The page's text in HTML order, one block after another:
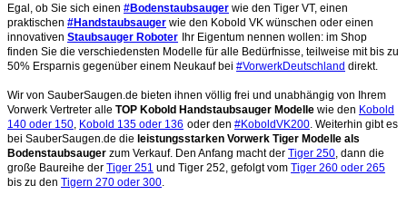
Egal, ob Sie sich einen #Bodenstaubsauger wie den Tiger VT, einen
praktischen #Handstaubsauger wie den Kobold VK wünschen oder einen
innovativen Staubsauger Roboter Ihr Eigentum nennen wollen: im Shop
finden Sie die verschiedensten Modelle für alle Bedürfnisse, teilweise mit bis zu
50% Ersparnis gegenüber einem Neukauf bei #VorwerkDeutschland direkt.
Wir von SauberSaugen.de bieten ihnen völlig frei und unabhängig von Ihrem
Vorwerk Vertreter alle TOP Kobold Handstaubsauger Modelle wie den Kobold
140 oder 150 Kobold 135 oder 136 oder den #KoboldVK200 . Weiterhin gibt es
bei SauberSaugen.de die leistungsstarken Vorwerk Tiger Modelle als
Bodenstaubsauger zum Verkauf. Den Anfang macht der Tiger 250 , dann die
große Baureihe der Tiger 251 und Tiger 252, gefolgt vom Tiger 260 oder 265
bis zu den Tigern 270 oder 300